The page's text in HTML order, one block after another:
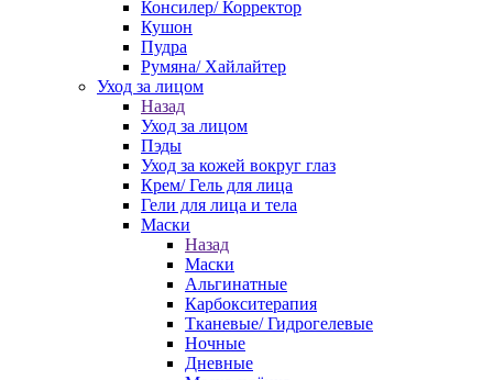
Консилер/ Корректор
Кушон
Пудра
Румяна/ Хайлайтер
Уход за лицом
Назад
Уход за лицом
Пэды
Уход за кожей вокруг глаз
Крем/ Гель для лица
Гели для лица и тела
Маски
Назад
Маски
Альгинатные
Карбокситерапия
Тканевые/ Гидрогелевые
Ночные
Дневные